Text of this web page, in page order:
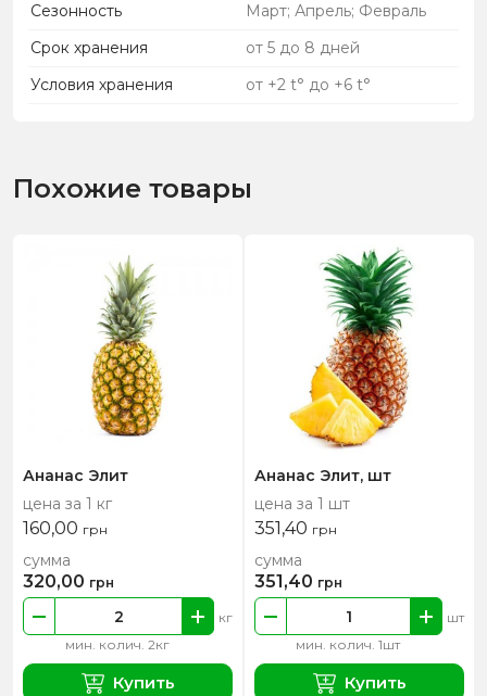
Сезонность
Март; Апрель; Февраль
Срок хранения
от 5 до 8 дней
Условия хранения
от +2 t° до +6 t°
Похожие товары
Ананас Элит
цена за 1 кг
160,00 грн
мин. колич. 2кг
кг
сумма
320,00 грн
Купить
Ананас Элит, шт
цена за 1 шт
351,40 грн
мин. колич. 1шт
шт
сумма
351,40 грн
Купить